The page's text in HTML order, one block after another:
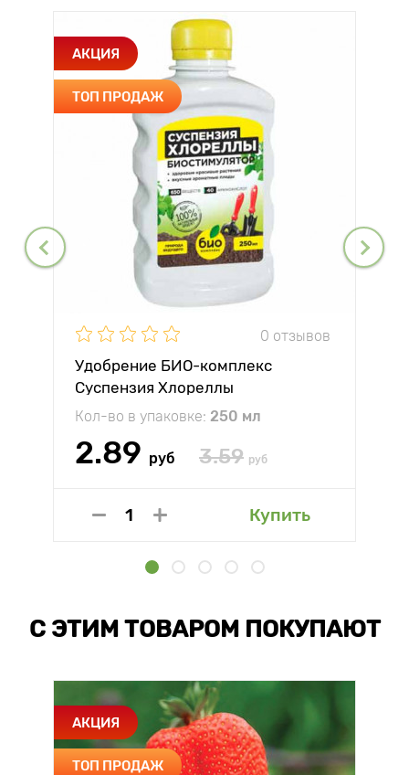
АКЦИЯ
ТОП ПРОДАЖ
0 отзывов
Удобрение БИО-комплекс
Суспензия Хлореллы
Кол-во в упаковке: 250 мл
2.89 руб 3.59 руб
Купить
С ЭТИМ ТОВАРОМ ПОКУПАЮТ
АКЦИЯ
ТОП ПРОДАЖ